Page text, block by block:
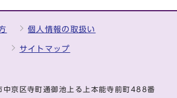
個人情報の取扱い
サイトマップ
京区寺町通御池上る上本能寺前町488番